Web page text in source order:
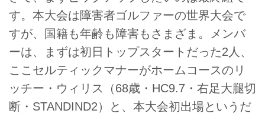
す。本大会は障害者ゴルファーの世界大会で
すが、国籍も年齢も障害もさまざま。メンバ
ーは、まずは初日トップスタートだった2人、
ここセルティックマナーがホームコースのリ
ッチー・ウィリス（68歳・HC9.7・右足大腿切
断・STANDIND2）と、本大会初出場というだ